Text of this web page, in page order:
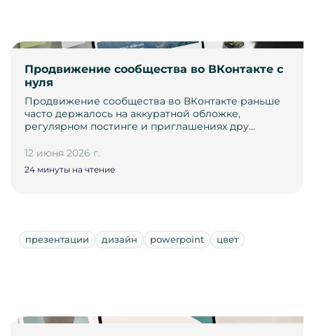
Продвижение сообщества во ВКонтакте с
нуля
Продвижение сообщества во ВКонтакте раньше
часто держалось на аккуратной обложке,
регулярном постинге и приглашениях дру…
12 июня 2026 г.
24 минуты на чтение
презентации дизайн powerpoint цвет